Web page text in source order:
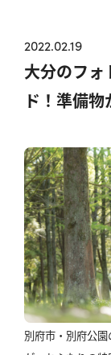
2022.02.19
大分のフォ
ド！準備
別府市・別府公